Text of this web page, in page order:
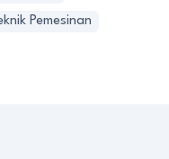
Pemesinan